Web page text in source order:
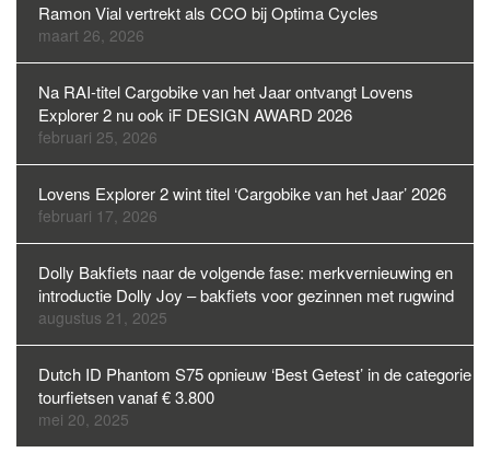
Ramon Vial vertrekt als CCO bij Optima Cycles
maart 26, 2026
Na RAI-titel Cargobike van het Jaar ontvangt Lovens
Explorer 2 nu ook iF DESIGN AWARD 2026
februari 25, 2026
Lovens Explorer 2 wint titel ‘Cargobike van het Jaar’ 2026
februari 17, 2026
Dolly Bakfiets naar de volgende fase: merkvernieuwing en
introductie Dolly Joy – bakfiets voor gezinnen met rugwind
augustus 21, 2025
Dutch ID Phantom S75 opnieuw ‘Best Getest’ in de categorie
tourfietsen vanaf € 3.800
mei 20, 2025